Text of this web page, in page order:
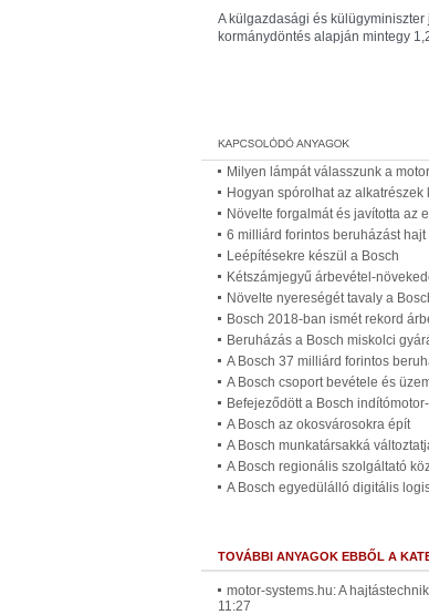
A külgazdasági és
kormánydöntés alapján mintegy
Milyen lámpát válasszunk a
Hogyan spórolhat az alkatrészek
Növelte forgalmát és javította az
6 milliárd forintos beruházást hajt
Leépítésekre készül a Bosch
Kétszámjegyű árbevétel-
Növelte nyereségét tavaly a
Bosch 2018-ban ismét rekord
Beruházás a Bosch miskolci
A Bosch 37 milliárd forintos
A Bosch csoport bevétele és
Befejeződött a Bosch
A Bosch az okosvárosokra épít
A Bosch munkatársakká
A Bosch regionális szolgáltató
A Bosch egyedülálló digitális
TOVÁBBI ANYAGOK EBBŐL A
motor-systems.hu: A
11:27